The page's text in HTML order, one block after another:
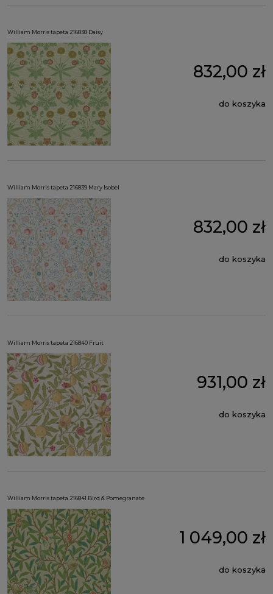
William Morris tapeta 216838 Daisy
832,00 zł
do koszyka
William Morris tapeta 216839 Mary Isobel
832,00 zł
do koszyka
William Morris tapeta 216840 Fruit
931,00 zł
do koszyka
William Morris tapeta 216841 Bird & Pomegranate
1 049,00 zł
do koszyka